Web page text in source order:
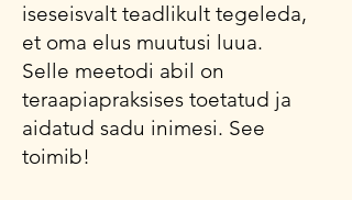
iseseisvalt teadlikult tegeleda,
et oma elus muutusi luua.
Selle meetodi abil on
teraapiapraksises toetatud ja
aidatud sadu inimesi. See
toimib!